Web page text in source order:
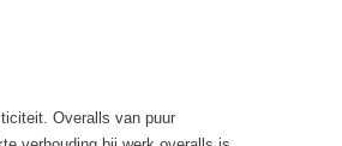
Overalls van puur